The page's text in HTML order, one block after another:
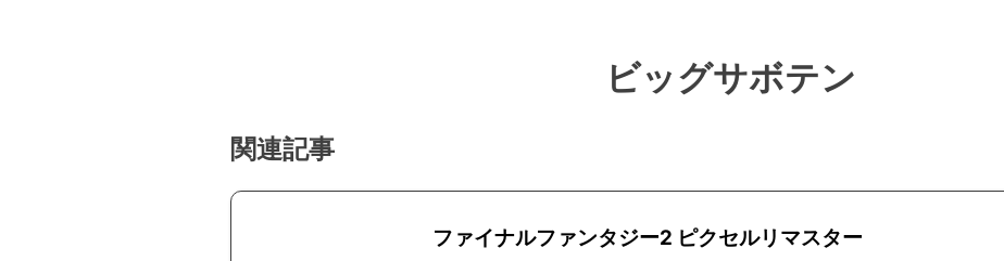
ビッグサボテン
関連記事
ファイナルファンタジー2 ピクセルリマスター